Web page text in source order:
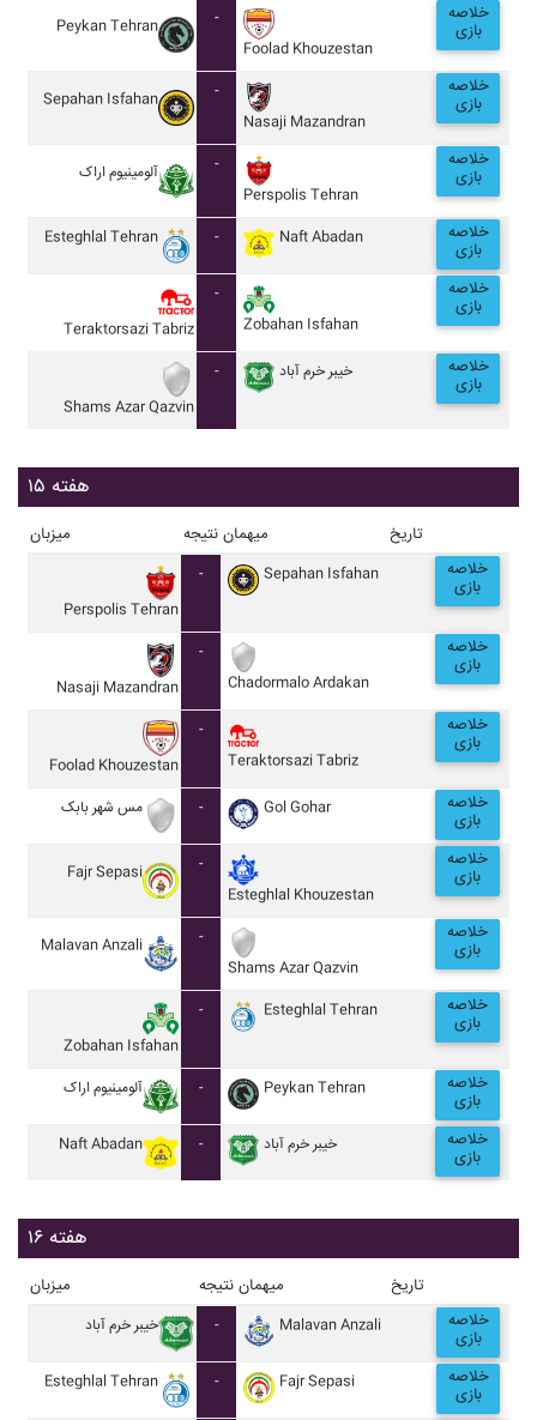
Peykan Tehran
-
Foolad Khouzestan
خلاصه
بازی
Sepahan Isfahan
-
Nasaji Mazandran
خلاصه
بازی
آلومينيوم اراک
-
Perspolis Tehran
خلاصه
بازی
Esteghlal Tehran - Naft Abadan خلاصه
بازی
Teraktorsazi Tabriz
-
Zobahan Isfahan
خلاصه
بازی
Shams Azar Qazvin
- خيبر خرم آباد خلاصه
بازی
هفته ۱۵
میزبان نتیجه میهمان تاریخ
Perspolis Tehran
- Sepahan Isfahan خلاصه
بازی
Nasaji Mazandran
-
Chadormalo Ardakan
خلاصه
بازی
Foolad Khouzestan
-
Teraktorsazi Tabriz
خلاصه
بازی
مس شهر بابک - Gol Gohar خلاصه
بازی
Fajr Sepasi
-
Esteghlal Khouzestan
خلاصه
بازی
Malavan Anzali
-
Shams Azar Qazvin
خلاصه
بازی
Zobahan Isfahan
- Esteghlal Tehran خلاصه
بازی
آلومينيوم اراک - Peykan Tehran خلاصه
بازی
Naft Abadan - خيبر خرم آباد خلاصه
بازی
هفته ۱۶
میزبان نتیجه میهمان تاریخ
خيبر خرم آباد - Malavan Anzali خلاصه
بازی
Esteghlal Tehran - Fajr Sepasi خلاصه
بازی